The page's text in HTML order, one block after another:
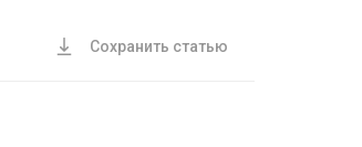
Сохранить статью